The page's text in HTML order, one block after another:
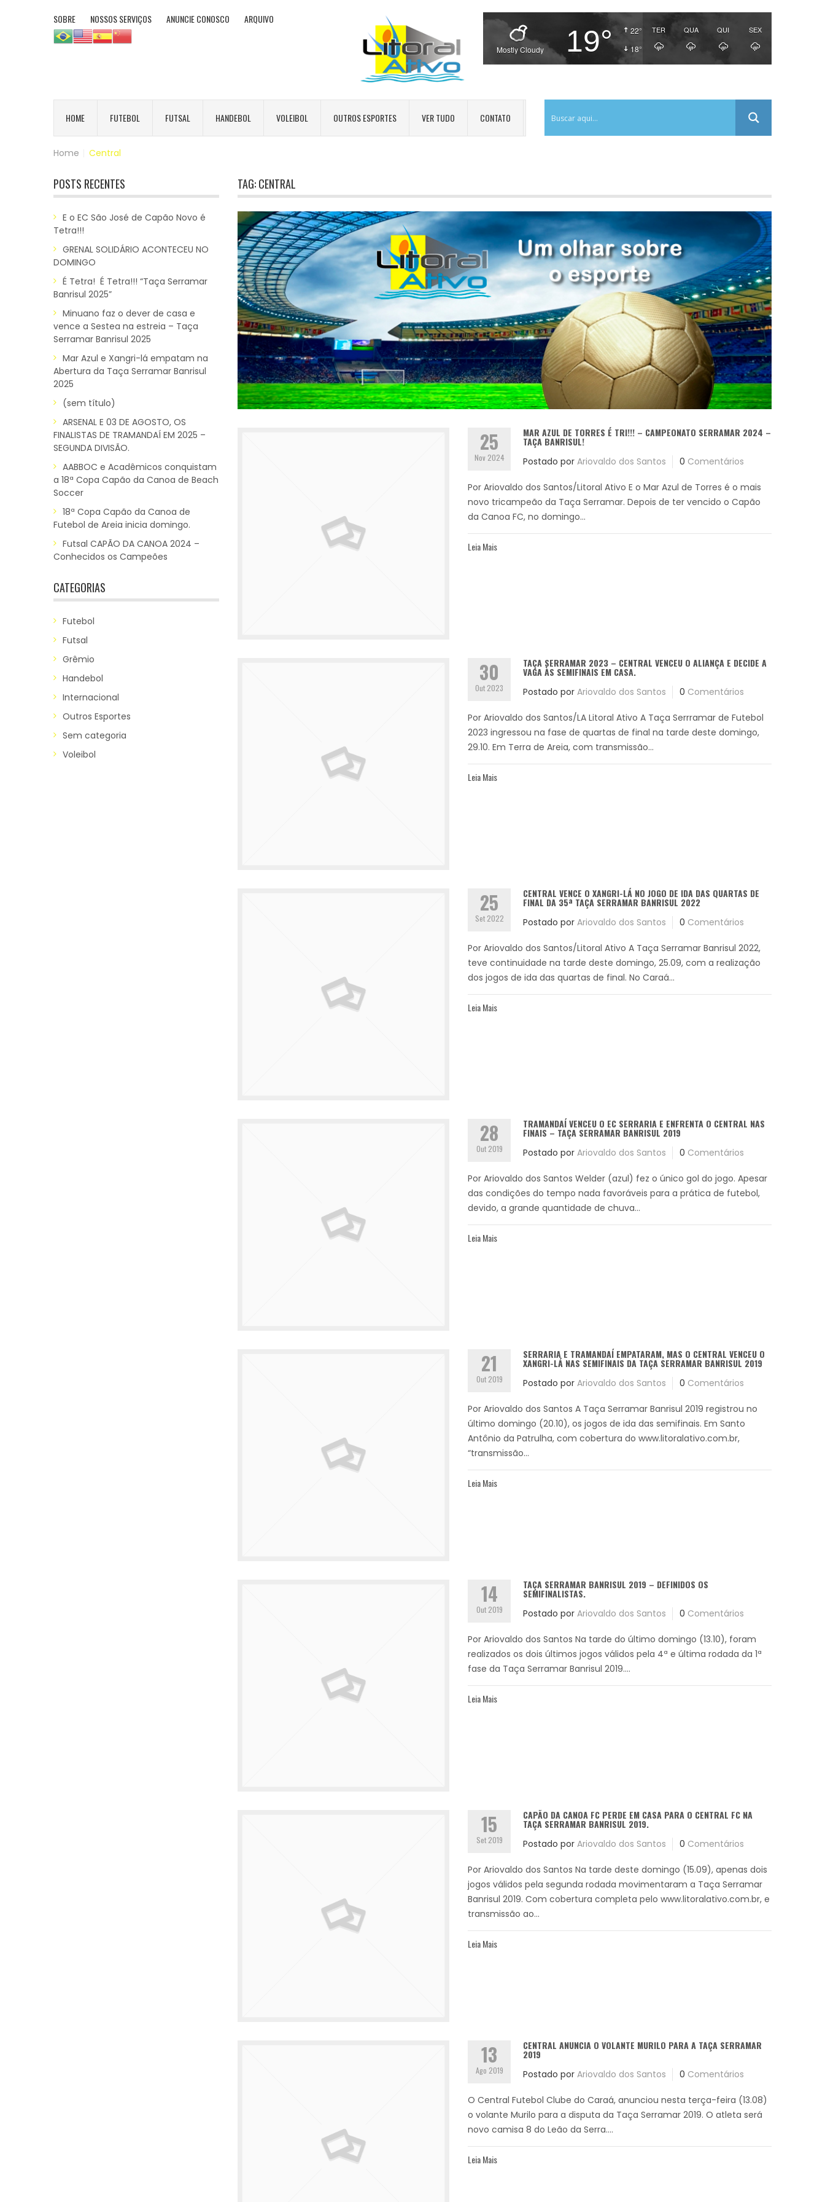
SOBRE NOSSOS SERVIÇOS ANUNCIE CONOSCO ARQUIVO
22°
18°
Mostly Cloudy 19° TER QUA QUI SEX
HOME FUTEBOL FUTSAL HANDEBOL VOLEIBOL OUTROS ESPORTES VER TUDO CONTATO
Home Central
POSTS RECENTES
E o EC São José de Capão Novo é
Tetra!!!
GRENAL SOLIDÁRIO ACONTECEU NO
DOMINGO
É Tetra! É Tetra!!! “Taça Serramar
Banrisul 2025”
Minuano faz o dever de casa e
vence a Sestea na estreia – Taça
Serramar Banrisul 2025
Mar Azul e Xangri-lá empatam na
Abertura da Taça Serramar Banrisul
2025
(sem título)
ARSENAL E 03 DE AGOSTO, OS
FINALISTAS DE TRAMANDAÍ EM 2025 –
SEGUNDA DIVISÃO.
AABBOC e Acadêmicos conquistam
a 18ª Copa Capão da Canoa de Beach
Soccer
18ª Copa Capão da Canoa de
Futebol de Areia inicia domingo.
Futsal CAPÃO DA CANOA 2024 –
Conhecidos os Campeões
CATEGORIAS
Futebol
Futsal
Grêmio
Handebol
Internacional
Outros Esportes
Sem categoria
Voleibol
TAG:CENTRAL
25
Nov 2024
MAR AZUL DE TORRES É TRI!!! – CAMPEONATO SERRAMAR 2024 –
TAÇA BANRISUL!
Postado por Ariovaldo dos Santos 0 Comentários
Por Ariovaldo dos Santos/Litoral Ativo E o Mar Azul de Torres é o mais
novo tricampeão da Taça Serramar. Depois de ter vencido o Capão
da Canoa FC, no domingo...
Leia Mais
30
Out 2023
TAÇA SERRAMAR 2023 – CENTRAL VENCEU O ALIANÇA E DECIDE A
VAGA ÀS SEMIFINAIS EM CASA.
Postado por Ariovaldo dos Santos 0 Comentários
Por Ariovaldo dos Santos/LA Litoral Ativo A Taça Serrramar de Futebol
2023 ingressou na fase de quartas de final na tarde deste domingo,
29.10. Em Terra de Areia, com transmissão...
Leia Mais
25
Set 2022
CENTRAL VENCE O XANGRI-LÁ NO JOGO DE IDA DAS QUARTAS DE
FINAL DA 35ª TAÇA SERRAMAR BANRISUL 2022
Postado por Ariovaldo dos Santos 0 Comentários
Por Ariovaldo dos Santos/Litoral Ativo A Taça Serramar Banrisul 2022,
teve continuidade na tarde deste domingo, 25.09, com a realização
dos jogos de ida das quartas de final. No Caraá...
Leia Mais
28
Out 2019
TRAMANDAÍ VENCEU O EC SERRARIA E ENFRENTA O CENTRAL NAS
FINAIS – TAÇA SERRAMAR BANRISUL 2019
Postado por Ariovaldo dos Santos 0 Comentários
Por Ariovaldo dos Santos Welder (azul) fez o único gol do jogo. Apesar
das condições do tempo nada favoráveis para a prática de futebol,
devido, a grande quantidade de chuva...
Leia Mais
21
Out 2019
SERRARIA E TRAMANDAÍ EMPATARAM, MAS O CENTRAL VENCEU O
XANGRI-LÁ NAS SEMIFINAIS DA TAÇA SERRAMAR BANRISUL 2019
Postado por Ariovaldo dos Santos 0 Comentários
Por Ariovaldo dos Santos A Taça Serramar Banrisul 2019 registrou no
último domingo (20.10), os jogos de ida das semifinais. Em Santo
Antônio da Patrulha, com cobertura do www.litoralativo.com.br,
“transmissão...
Leia Mais
14
Out 2019
TAÇA SERRAMAR BANRISUL 2019 – DEFINIDOS OS
SEMIFINALISTAS.
Postado por Ariovaldo dos Santos 0 Comentários
Por Ariovaldo dos Santos Na tarde do último domingo (13.10), foram
realizados os dois últimos jogos válidos pela 4ª e última rodada da 1ª
fase da Taça Serramar Banrisul 2019....
Leia Mais
15
Set 2019
CAPÃO DA CANOA FC PERDE EM CASA PARA O CENTRAL FC NA
TAÇA SERRAMAR BANRISUL 2019.
Postado por Ariovaldo dos Santos 0 Comentários
Por Ariovaldo dos Santos Na tarde deste domingo (15.09), apenas dois
jogos válidos pela segunda rodada movimentaram a Taça Serramar
Banrisul 2019. Com cobertura completa pelo www.litoralativo.com.br, e
transmissão ao...
Leia Mais
13
Ago 2019
CENTRAL ANUNCIA O VOLANTE MURILO PARA A TAÇA SERRAMAR
2019
Postado por Ariovaldo dos Santos 0 Comentários
O Central Futebol Clube do Caraá, anunciou nesta terça-feira (13.08)
o volante Murilo para a disputa da Taça Serramar 2019. O atleta será
novo camisa 8 do Leão da Serra....
Leia Mais